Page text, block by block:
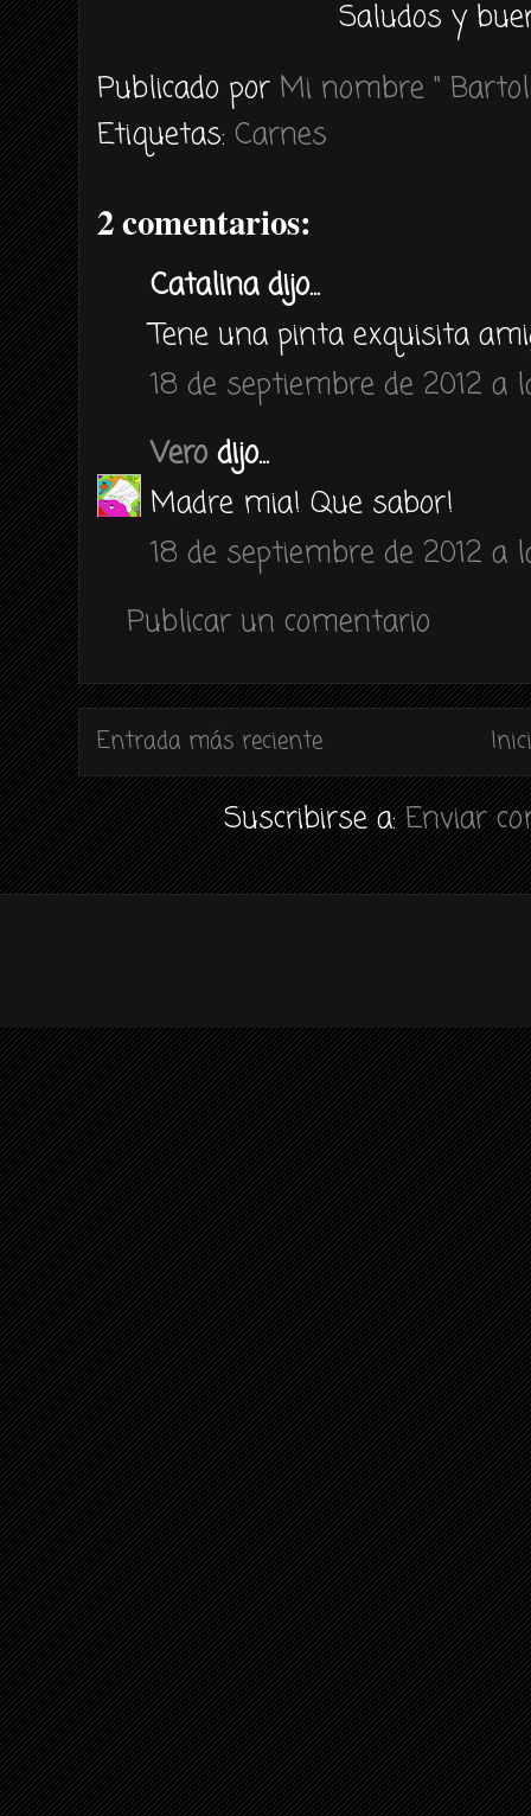
Saludos y
Publicado por Mi nombre "
Etiquetas: Carnes
2 comentarios:
Catalina dijo...
Tene una pinta exquisita
18 de septiembre de 2012 a
Vero dijo...
Madre mia! Que sabor!
18 de septiembre de 2012 a
Publicar un comentario
Entrada más reciente
Suscribirse a:Enviar